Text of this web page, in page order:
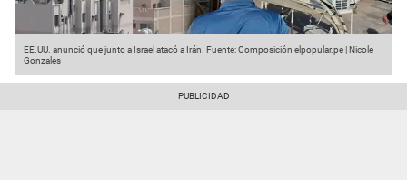
EE.UU. anunció que junto a Israel atacó a Irán. Fuente: Composición elpopular.pe | Nicole
Gonzales